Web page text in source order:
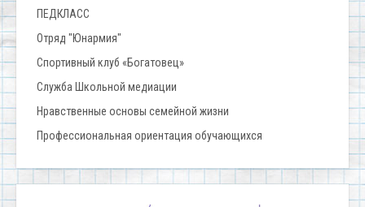
ПЕДКЛАСС
Отряд "Юнармия"
Спортивный клуб «Богатовец»
Служба Школьной медиации
Нравственные основы семейной жизни
Профессиональная ориентация обучающихся